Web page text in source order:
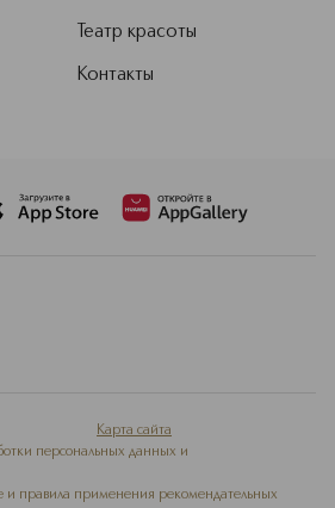
Театр красоты
Контакты
Карта сайта
персональных данных и
и правила применения рекомендательных